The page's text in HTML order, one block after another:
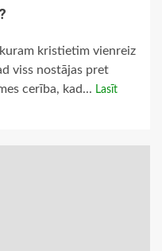
kristietim vienreiz
viss nostājas pret
cerība, kad... Lasīt